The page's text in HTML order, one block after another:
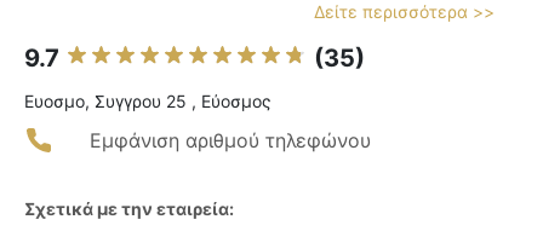
Δείτε περισσότερα >>
9.7 (35)
Ευοσμο, Συγγρου 25 , Εύοσμος
Εμφάνιση αριθμού τηλεφώνου
Σχετικά με την εταιρεία: